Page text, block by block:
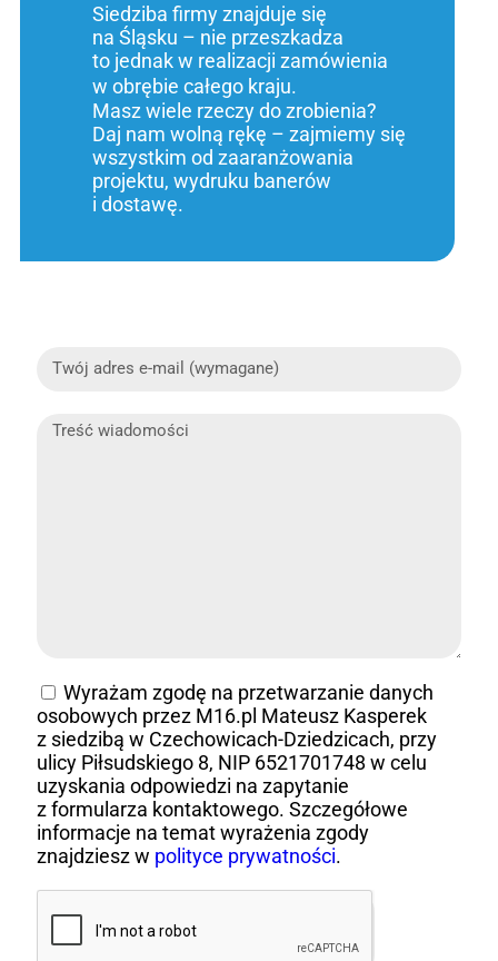
Siedziba firmy znajduje się
na Śląsku – nie przeszkadza
to jednak w realizacji zamówienia
w obrębie całego kraju.
Masz wiele rzeczy do zrobienia?
Daj nam wolną rękę – zajmiemy się
wszystkim od zaaranżowania
projektu, wydruku banerów
i dostawę.
Wyrażam zgodę na przetwarzanie danych
osobowych przez M16.pl Mateusz Kasperek
z siedzibą w Czechowicach-Dziedzicach, przy
ulicy Piłsudskiego 8, NIP 6521701748 w celu
uzyskania odpowiedzi na zapytanie
z formularza kontaktowego. Szczegółowe
informacje na temat wyrażenia zgody
znajdziesz w polityce prywatności.